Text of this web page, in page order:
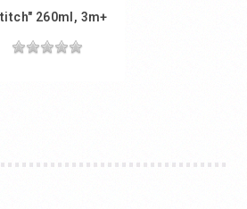
260ml, 3m+
Додај во желби